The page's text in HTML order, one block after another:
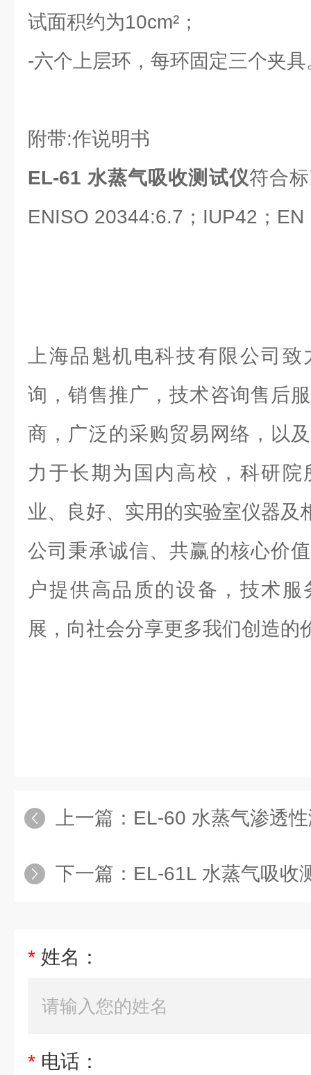
试面积约为10cm²；
-六个上层环，每环固定三个夹具
附带:作说明书
EL-61 水蒸气吸收测试仪符合
ENISO 20344:6.7；IUP42；
上海品魁机电科技有限公司
询，销售推广，技术咨询售后
商，广泛的采购贸易网络，以
力于长期为国内高校，科研
业、良好、实用的实验室仪器及
公司秉承诚信、共赢的核心价
户提供高品质的设备，技术
展，向社会分享更多我们创造的
上一篇： EL-60 水蒸气渗透
下一篇： EL-61L 水蒸气吸收
* 姓名：
* 电话：